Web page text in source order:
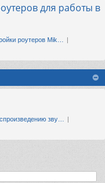
для работы в
роутеров Mik…
зву…